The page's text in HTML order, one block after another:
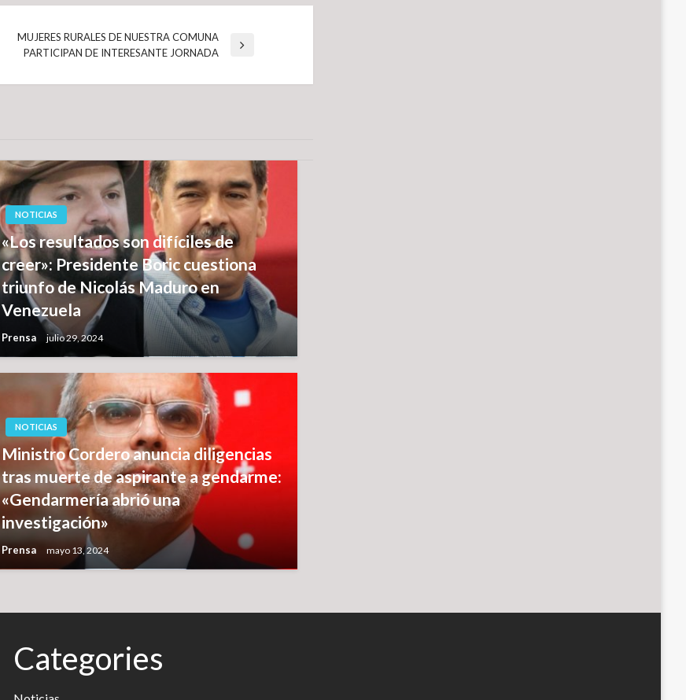
Entrada
MUJERES RURALES DE NUESTRA COMUNA
PARTICIPAN DE INTERESANTE JORNADA
NOTICIAS
«Los resultados son difíciles de
creer»: Presidente Boric cuestiona
triunfo de Nicolás Maduro en
Venezuela
Prensa julio 29, 2024
NOTICIAS
Ministro Cordero anuncia diligencias
tras muerte de aspirante a gendarme:
«Gendarmería abrió una
investigación»
Prensa mayo 13, 2024
Categories